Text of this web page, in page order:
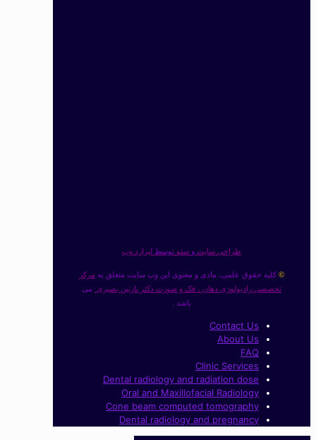
طراحی سایت و سئو توسط لیزارد وب
© کلیه حقوق علمی، مادی و معنوی این وب سایت متعلق به مرکز
تخصصی رادیولوژی دهان ، فک و صورت دکتر نازنین بصیری می
باشد .
Contact Us
About Us
FAQ
Clinic Services
Dental radiology and radiation dose
Oral and Maxillofacial Radiology
Cone beam computed tomography
Dental radiology and pregnancy